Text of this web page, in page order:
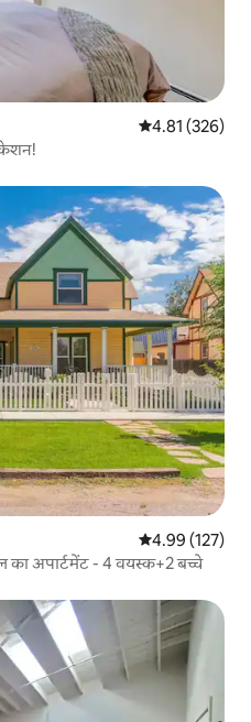
औसत रेटिंग 5 में से
4.81 (326)
औसत रेटिंग 5 में से
4.99 (127)
का अपार्टमेंट - 4 वयस्क+2 बच्चे